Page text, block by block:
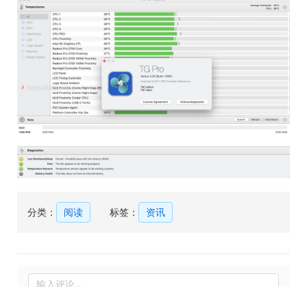
分类： 阅读 标签： 资讯